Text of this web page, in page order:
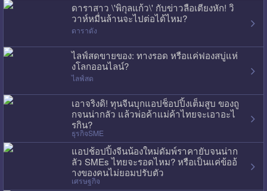
ดาราสาว \'พิกุลแก้ว\' กับข่าวลือเตียงหัก! วิ
วาห์หมื่นล้านจะไปต่อได้ไหม?
ดาราดัง
ไลฟ์สดขายของ: ทางรอด หรือแค่ฟองสบู่แห่
งโลกออนไลน์?
ไลฟ์สด
เอาจริงดิ! ทุนจีนบุกแอปช็อปปิ้งเต็มสูบ ของถู
กจนน่ากลัว แล้วพ่อค้าแม่ค้าไทยจะเอาอะไ
รกิน?
ธุรกิจSME
แอปช้อปปิ้งจีนน้องใหม่ดัมพ์ราคายับจนน่าก
ลัว SMEs ไทยจะรอดไหม? หรือเป็นแค่ข้ออ้
างของคนไม่ยอมปรับตัว
เศรษฐกิจ